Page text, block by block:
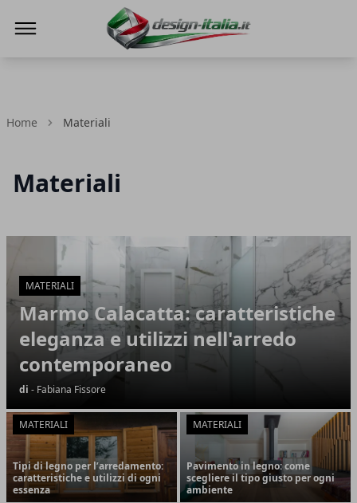
Home Materiali
Materiali
Articoli in Evidenza
MATERIALI
Marmo Calacatta: caratteristiche
eleganza e utilizzi nell'arredo
contemporaneo
di - Fabiana Fissore
MATERIALI
Tipi di legno per l’arredamento:
caratteristiche e utilizzi di ogni
essenza
MATERIALI
Pavimento in legno: come
scegliere il tipo giusto per ogni
ambiente